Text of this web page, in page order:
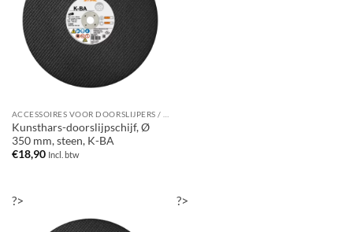
Kunsthars-doorslijpschijf, Ø
350 mm, steen, K-BA
€18,90 Incl. btw
?> ?>